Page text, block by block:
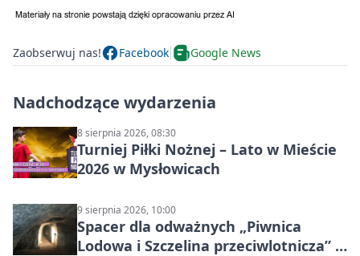
Zaobserwuj nas! Facebook Google News
Nadchodzące wydarzenia
8 sierpnia 2026, 08:30
Turniej Piłki Nożnej – Lato w Mieście
2026 w Mysłowicach
9 sierpnia 2026, 10:00
Spacer dla odważnych „Piwnica
Lodowa i Szczelina przeciwlotnicza” –